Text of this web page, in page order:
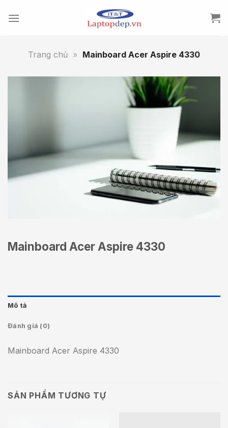
Trang chủ » Mainboard Acer Aspire 4330
Mainboard Acer Aspire 4330
Mô tả
Đánh giá (0)
Mainboard Acer Aspire 4330
SẢN PHẨM TƯƠNG TỰ